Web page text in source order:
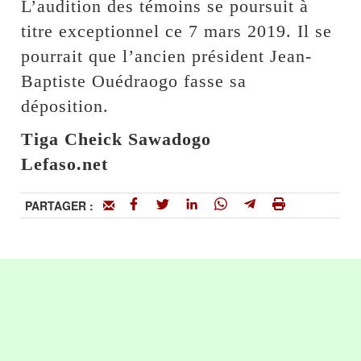
L’audition des témoins se poursuit à
titre exceptionnel ce 7 mars 2019. Il se
pourrait que l’ancien président Jean-
Baptiste Ouédraogo fasse sa
déposition.
Tiga Cheick Sawadogo
Lefaso.net
PARTAGER :